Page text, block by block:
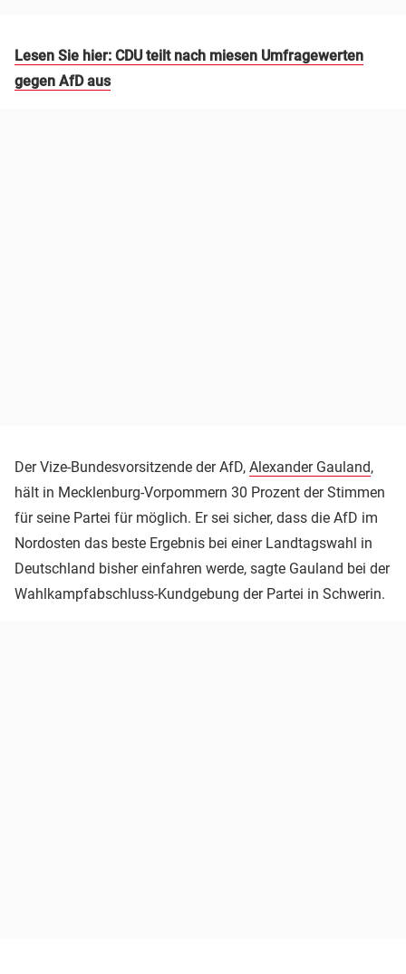
Lesen Sie hier: CDU teilt nach miesen Umfragewerten
gegen AfD aus
Der Vize-Bundesvorsitzende der AfD, Alexander Gauland,
hält in Mecklenburg-Vorpommern 30 Prozent der Stimmen
für seine Partei für möglich. Er sei sicher, dass die AfD im
Nordosten das beste Ergebnis bei einer Landtagswahl in
Deutschland bisher einfahren werde, sagte Gauland bei der
Wahlkampfabschluss-Kundgebung der Partei in Schwerin.